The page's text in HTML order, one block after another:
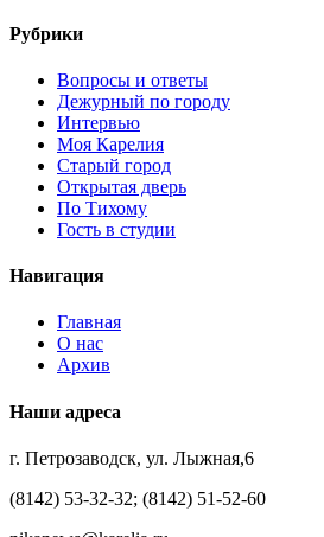
Рубрики
Вопросы и ответы
Дежурный по городу
Интервью
Моя Карелия
Старый город
Открытая дверь
По Тихому
Гость в студии
Навигация
Главная
О нас
Архив
Наши адреса
г. Петрозаводск, ул. Лыжная,6
(8142) 53-32-32; (8142) 51-52-60